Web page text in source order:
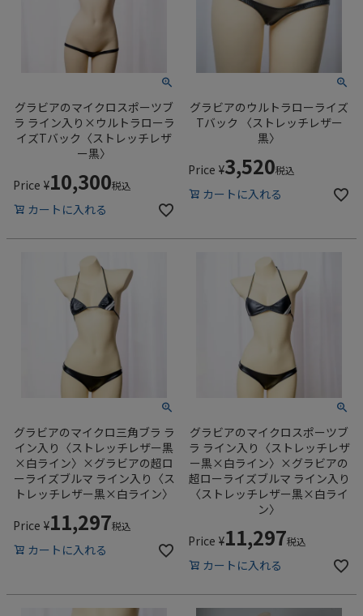
グラビアのマイクロスポーツブ
ラ ライン入り×ウルトラローラ
イズTバック〈ストレッチレザ
ー黒〉
Price ¥10,300税込
カートに入れる
グラビアのウルトラローライズ
Tバック 〈ストレッチレザー
黒〉
Price ¥3,520税込
カートに入れる
グラビアのマイクロ三角ブラ ラ
イン入り〈ストレッチレザー黒
×白ライン〉×グラビアの超ロ
ーライズブルマ ライン入り〈ス
トレッチレザー黒×白ライン〉
Price ¥11,297税込
カートに入れる
グラビアのマイクロスポーツブ
ラ ライン入り〈ストレッチレザ
ー黒×白ライン〉×グラビアの
超ローライズブルマ ライン入り
〈ストレッチレザー黒×白ライ
ン〉
Price ¥11,297税込
カートに入れる